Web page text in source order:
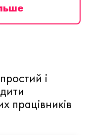
і
працівників